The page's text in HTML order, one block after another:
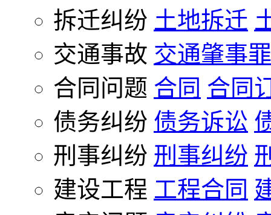
拆迁纠纷 土地拆迁
交通事故 交通肇事
合同问题 合同 合同
债务纠纷 债务诉讼
刑事纠纷 刑事纠纷
建设工程 工程合同